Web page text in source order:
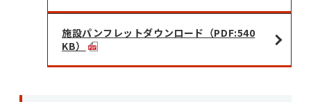
施設パンフレットダウンロード（PDF:540
KB）